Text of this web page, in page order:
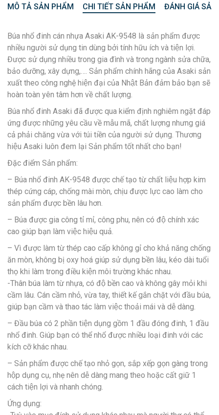
MÔ TẢ SẢN PHẨM CHI TIẾT SẢN PHẨM ĐÁNH GIÁ
Búa nhổ đinh cán nhựa Asaki AK-9548 là sản phẩm được
nhiều người sử dụng tin dùng bởi tính hữu ích và tiện lợi.
Được sử dụng nhiều trong gia đình và trong ngành sửa chữa,
bảo dưỡng, xây dựng,…. Sản phẩm chính hãng của Asaki sản
xuất theo công nghệ hiện đại của Nhật Bản đảm bảo bạn sẽ
hoàn toàn yên tâm hơn về chất lượng.
Búa nhổ đinh Asaki đã được qua kiểm định nghiêm ngặt đáp
ứng được những yêu cầu về mẫu mã, chất lượng nhưng giá
cả phải chăng vừa với túi tiền của người sử dụng. Thương
hiệu Asaki luôn đem lại Sản phẩm tốt nhất cho bạn!
Đặc điểm Sản phẩm:
– Búa nhổ đinh AK-9548 được chế tạo từ chất liệu hợp kim
thép cứng cáp, chống mài mòn, chịu được lực cao làm cho
sản phẩm được bền lâu hơn.
– Búa được gia công tỉ mỉ, công phu, nên có độ chính xác
cao giúp bạn làm việc hiệu quả.
– Vì được làm từ thép cao cấp không gỉ cho khả năng chống
ăn mòn, không bị oxy hoá giúp sử dụng bền lâu, kéo dài tuổi
thọ khi làm trong điều kiện môi trường khác nhau.
-Thân búa làm từ nhựa, có độ bền cao và không gây mỏi khi
cầm lâu. Cán cầm nhỏ, vừa tay, thiết kế gắn chặt với đầu búa,
giúp bạn cầm và thao tác làm việc thoải mái và dễ dàng.
– Đầu búa có 2 phần tiện dụng gồm 1 đầu đóng đinh, 1 đầu
nhổ đinh. Giúp bạn có thể nhổ được nhiều loại đinh với các
kích cỡ khác nhau.
– Sản phẩm được chế tạo nhỏ gọn, sắp xếp gọn gàng trong
hộp dụng cụ, nhẹ nên dễ dàng mang theo hoặc cất giữ 1
cách tiện lợi và nhanh chóng.
Ứng dụng: